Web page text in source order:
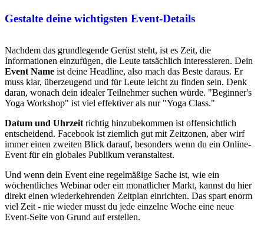
Gestalte deine wichtigsten Event-Details
Nachdem das grundlegende Gerüst steht, ist es Zeit, die
Informationen einzufügen, die Leute tatsächlich interessieren. Dein
Event Name ist deine Headline, also mach das Beste daraus. Er
muss klar, überzeugend und für Leute leicht zu finden sein. Denk
daran, wonach dein idealer Teilnehmer suchen würde. "Beginner's
Yoga Workshop" ist viel effektiver als nur "Yoga Class."
Datum und Uhrzeitrichtig hinzubekommen ist offensichtlich
entscheidend. Facebook ist ziemlich gut mit Zeitzonen, aber wirf
immer einen zweiten Blick darauf, besonders wenn du ein Online-
Event für ein globales Publikum veranstaltest.
Und wenn dein Event eine regelmäßige Sache ist, wie ein
wöchentliches Webinar oder ein monatlicher Markt, kannst du hier
direkt einen wiederkehrenden Zeitplan einrichten. Das spart enorm
viel Zeit - nie wieder musst du jede einzelne Woche eine neue
Event-Seite von Grund auf erstellen.